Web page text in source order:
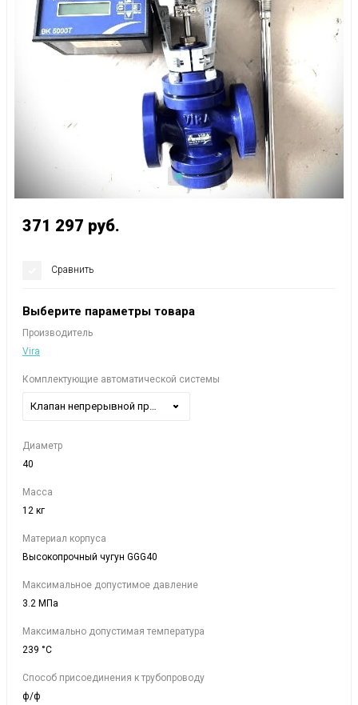
371 297 руб.
Сравнить
Выберите параметры товара
Производитель
Vira
Комплектующие автоматической системы
Диаметр
40
Масса
12 кг
Материал корпуса
Высокопрочный чугун GGG40
Максимальное допустимое давление
3.2 МПа
Максимально допустимая температура
239 °C
Способ присоединения к трубопроводу
ф/ф